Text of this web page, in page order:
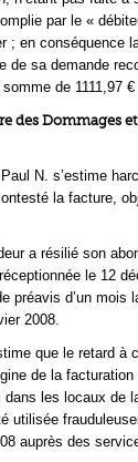
par le «
; en conséquence
de sa demande
de 1111,97 €
des Dommages
N. s’estime
la facture,
a résilié son
le 12
préavis d’un mois
2008.
que le retard à
de la facturation
les locaux de
utilisée
auprès des